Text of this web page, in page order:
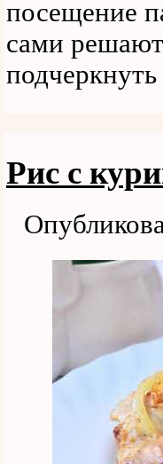
посещение
сами
подчеркнуть
Рис с